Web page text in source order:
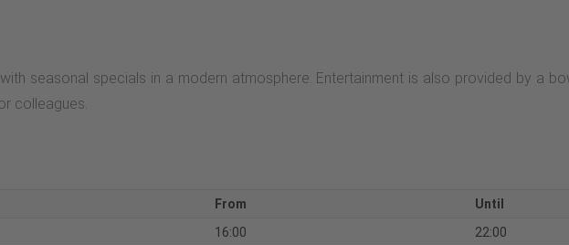
seasonal specials in a modern atmosphere. Entertainment is also provided by a
colleagues.
From
Until
16:00
22:00